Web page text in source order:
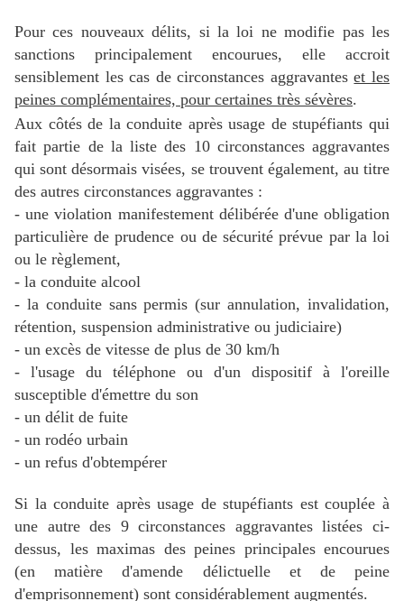
Pour ces nouveaux délits, si la loi ne modifie pas les
sanctions principalement encourues, elle accroit
sensiblement les cas de circonstances aggravanteset les
peines complémentaires, pour certaines très sévères.
Aux côtés de laconduite après usage de stupéfiants qui
fait partie de la liste des 10 circonstances aggravantes
qui sont désormais visées, se trouvent également, au titre
des autres circonstances aggravantes :
- une violation manifestement délibérée d'une obligation
particulière de prudence ou de sécurité prévue par la loi
ou le règlement,
- la conduite alcool
- la conduite sans permis (sur annulation, invalidation,
rétention, suspension administrative ou judiciaire)
- un excès de vitesse de plus de 30 km/h
- l'usage du téléphone ou d'un dispositif à l'oreille
susceptible d'émettre du son
- un délit de fuite
- un rodéo urbain
- un refus d'obtempérer
Si laconduite après usage de stupéfiants est couplée à
une autre des 9 circonstances aggravantes listées ci-
dessus, les maximas des peines principales encourues
(en matière d'amende délictuelle et de peine
d'emprisonnement) sont considérablement augmentés.